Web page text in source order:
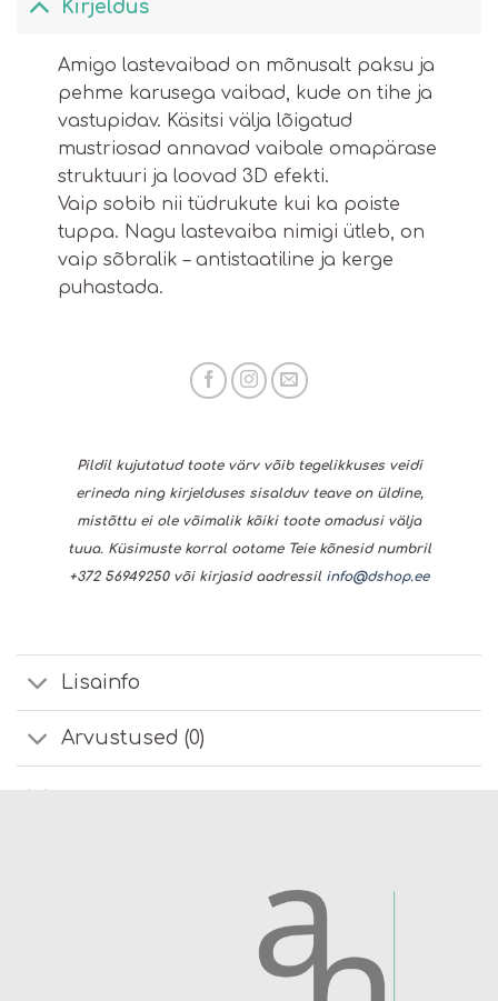
Kirjeldus
Amigo lastevaibad on mõnusalt paksu ja
pehme karusega vaibad, kude on tihe ja
vastupidav. Käsitsi välja lõigatud
mustriosad annavad vaibale omapärase
struktuuri ja loovad 3D efekti.
Vaip sobib nii tüdrukute kui ka poiste
tuppa. Nagu lastevaiba nimigi ütleb, on
vaip sõbralik – antistaatiline ja kerge
puhastada.
Pildil kujutatud toote värv võib tegelikkuses veidi
erineda ning kirjelduses sisalduv teave on üldine,
mistõttu ei ole võimalik kõiki toote omadusi välja
tuua. Küsimuste korral ootame Teie kõnesid numbril
+372 56949250 või kirjasid aadressil info@dshop.ee
Lisainfo
Arvustused (0)